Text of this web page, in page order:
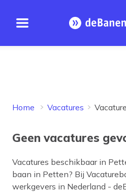
Open menu
Home Vacatures
Geen vacatures
Vacatures beschikbaar in
baan in Petten? Bij
werkgevers in Nederland -